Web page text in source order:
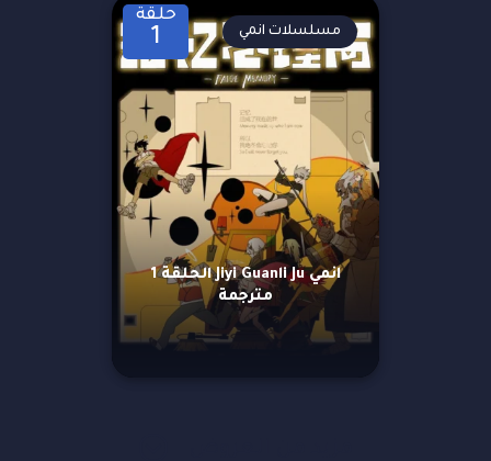
حلقة
1
انمي Jiyi Guanli Ju الحلقة 1
مترجمة
مسلسلات انمي